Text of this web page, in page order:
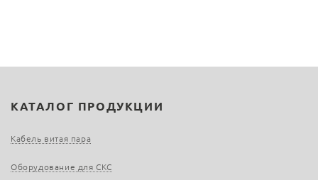
КАТАЛОГ ПРОДУКЦИИ
Кабель витая пара
Оборудование для СКС